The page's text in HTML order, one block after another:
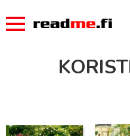
Lue lisää Lue